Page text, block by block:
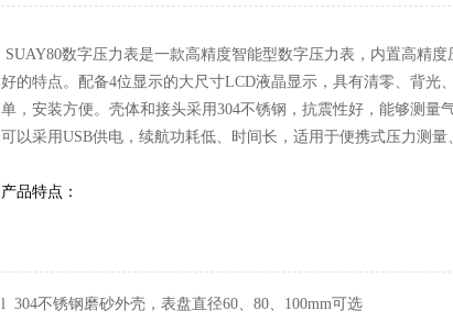
SUAY80数字压力表是一款高精度智能型数字压力表，内置高精
好的特点。配备4位显示的大尺寸LCD液晶显示，具有清零、背
单，安装方便。壳体和接头采用304不锈钢，抗震性好，能够测
可以采用USB供电，续航功耗低、时间长，适用于便携式压力测
产品特点：
l 304不锈钢磨砂外壳，表盘直径60、80、100mm可选